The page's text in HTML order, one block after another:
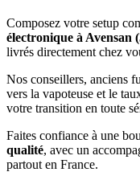
Composez votre setup
électronique à Avensan
livrés directement chez
Nos conseillers, anciens
vers la vapoteuse et le
votre transition en toute
Faites confiance à une
qualité, avec un
partout en France.